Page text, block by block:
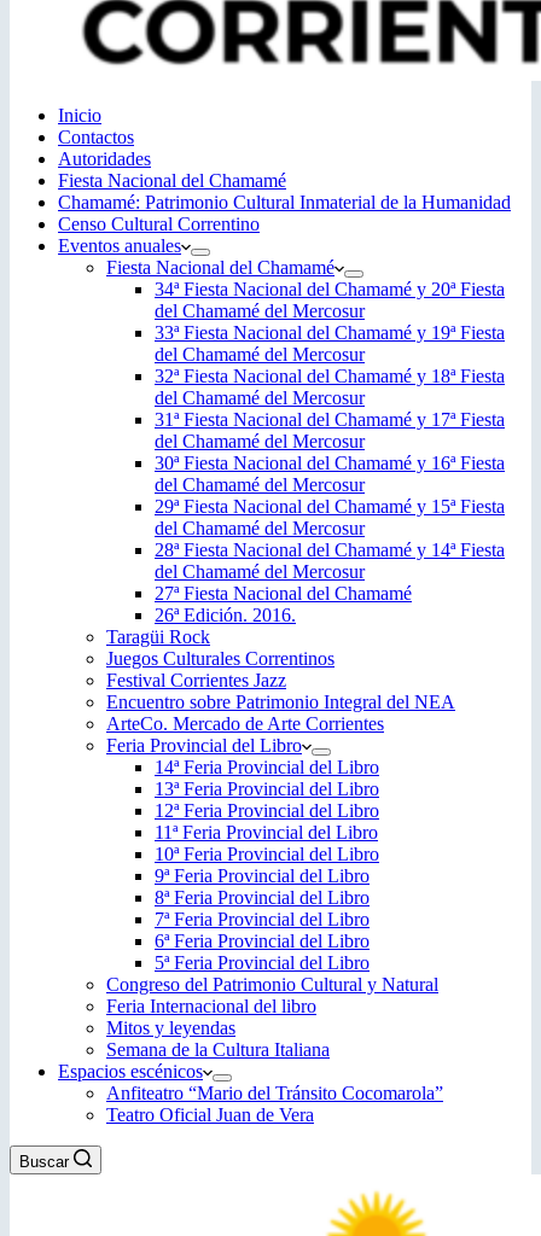
Inicio
Contactos
Autoridades
Fiesta Nacional del Chamamé
Chamamé: Patrimonio Cultural Inmaterial de la Humanidad
Censo Cultural Correntino
Eventos anuales
Fiesta Nacional del Chamamé
34ª Fiesta Nacional del Chamamé y 20ª Fiesta
del Chamamé del Mercosur
33ª Fiesta Nacional del Chamamé y 19ª Fiesta
del Chamamé del Mercosur
32ª Fiesta Nacional del Chamamé y 18ª Fiesta
del Chamamé del Mercosur
31ª Fiesta Nacional del Chamamé y 17ª Fiesta
del Chamamé del Mercosur
30ª Fiesta Nacional del Chamamé y 16ª Fiesta
del Chamamé del Mercosur
29ª Fiesta Nacional del Chamamé y 15ª Fiesta
del Chamamé del Mercosur
28ª Fiesta Nacional del Chamamé y 14ª Fiesta
del Chamamé del Mercosur
27ª Fiesta Nacional del Chamamé
26ª Edición. 2016.
Taragüi Rock
Juegos Culturales Correntinos
Festival Corrientes Jazz
Encuentro sobre Patrimonio Integral del NEA
ArteCo. Mercado de Arte Corrientes
Feria Provincial del Libro
14ª Feria Provincial del Libro
13ª Feria Provincial del Libro
12ª Feria Provincial del Libro
11ª Feria Provincial del Libro
10ª Feria Provincial del Libro
9ª Feria Provincial del Libro
8ª Feria Provincial del Libro
7ª Feria Provincial del Libro
6ª Feria Provincial del Libro
5ª Feria Provincial del Libro
Congreso del Patrimonio Cultural y Natural
Feria Internacional del libro
Mitos y leyendas
Semana de la Cultura Italiana
Espacios escénicos
Anfiteatro “Mario del Tránsito Cocomarola”
Teatro Oficial Juan de Vera
Buscar